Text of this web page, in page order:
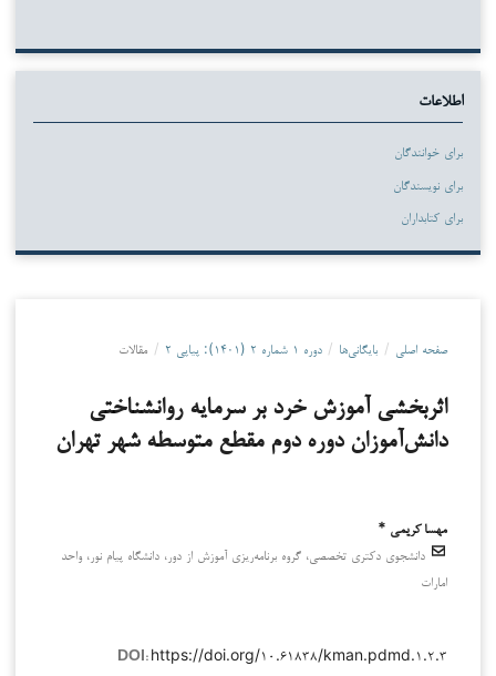
اطلاعات
برای خوانندگان
برای نویسندگان
برای کتابداران
صفحه اصلی / بایگانی‌ها / دوره ۱ شماره ۲ (۱۴۰۱): پیاپی ۲ / مقالات
اثربخشی آموزش خرد بر سرمایه روانشناختی
دانش‌آموزان دوره دوم مقطع متوسطه شهر تهران
مهسا کریمی *
دانشجوی دکتری تخصصی، گروه برنامه‌ریزی آموزش از دور، دانشگاه پیام نور، واحد
امارات
DOI: https://doi.org/۱۰.۶۱۸۳۸/kman.pdmd.۱.۲.۳